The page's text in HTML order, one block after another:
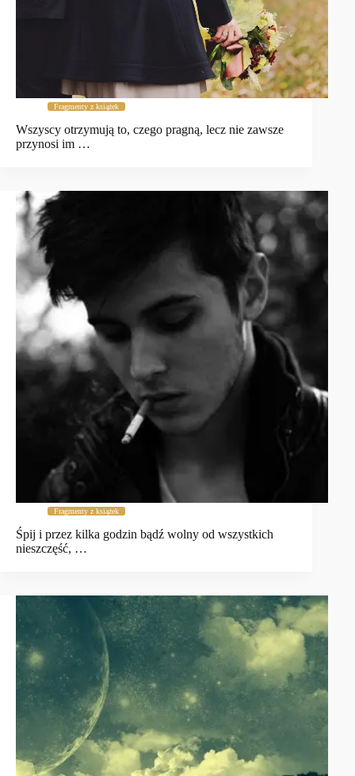
Fragmenty z książek
Wszyscy otrzymują to, czego pragną, lecz nie zawsze
przynosi im …
Fragmenty z książek
Śpij i przez kilka godzin bądź wolny od wszystkich
nieszczęść, …